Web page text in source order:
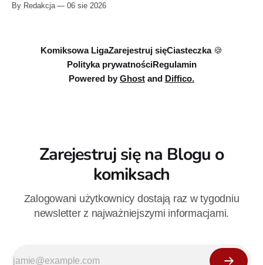
serii Avengers autorstwa Jeda MacKaya trafia do sklepów 12
By Redakcja 06 sie 2026
Komiksowa LigaZarejestruj sięCiasteczka 🍪
Polityka prywatnościRegulamin
Powered by Ghost and Diffico.
Zarejestruj się na Blogu o
komiksach
Zalogowani użytkownicy dostają raz w tygodniu
newsletter z najważniejszymi informacjami.